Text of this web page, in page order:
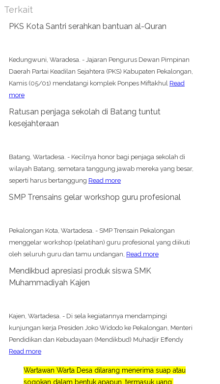
Terkait
PKS Kota Santri serahkan bantuan al-Quran
Kedungwuni, Waradesa. - Jajaran Pengurus Dewan Pimpinan
Daerah Partai Keadilan Sejahtera (PKS) Kabupaten Pekalongan,
Kamis (05/01) mendatangi komplek Ponpes Miftakhul Read
more
Ratusan penjaga sekolah di Batang tuntut
kesejahteraan
Batang, Wartadesa. - Kecilnya honor bagi penjaga sekolah di
wilayah Batang, semetara tanggung jawab mereka yang besar,
seperti harus bertanggung Read more
SMP Trensains gelar workshop guru profesional
Pekalongan Kota, Wartadesa. - SMP Trensain Pekalongan
menggelar workshop (pelatihan) guru profesional yang diikuti
oleh seluruh guru dan tamu undangan, Read more
Mendikbud apresiasi produk siswa SMK
Muhammadiyah Kajen
Kajen, Wartadesa. - Di sela kegiatannya mendampingi
kunjungan kerja Presiden Joko Widodo ke Pekalongan, Menteri
Pendidikan dan Kebudayaan (Mendikbud) Muhadjir Effendy
Read more
Wartawan Warta Desa dilarang menerima suap atau
sogokan dalam bentuk apapun, termasuk uang,